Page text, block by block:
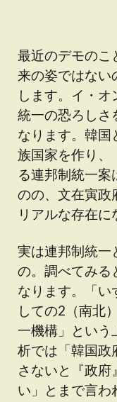
最近のデモのこ
来の姿ではない
します。イ・
統一の恐ろしさ
なります。韓国
族国家を作り、
る連邦制統一案
のの、文在寅政
リアルな存在に
実は連邦制統一
の。調べてみる
なります。「い
しての2（南北
一機構」という
析では「韓国政
さないと『政府
い」とまで言わ